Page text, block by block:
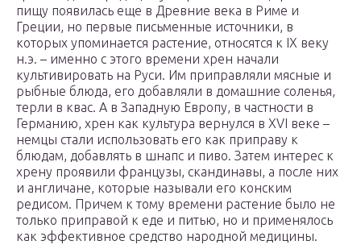
пищу появилась еще в Древние века в Риме и
Греции, но первые письменные источники, в
которых упоминается растение, относятся к IX веку
н.э. – именно с этого времени хрен начали
культивировать на Руси. Им приправляли мясные и
рыбные блюда, его добавляли в домашние соленья,
терли в квас. А в Западную Европу, в частности в
Германию, хрен как культура вернулся в XVI веке –
немцы стали использовать его как приправу к
блюдам, добавлять в шнапс и пиво. Затем интерес к
хрену проявили французы, скандинавы, а после них
и англичане, которые называли его конским
редисом. Причем к тому времени растение было не
только приправой к еде и питью, но и применялось
как эффективное средство народной медицины.